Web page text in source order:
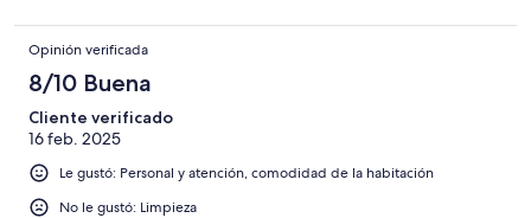
Opinión verificada
8/10 Buena
Cliente verificado
16 feb. 2025
Le gustó: Personal y atención, comodidad de la habitación
No le gustó: Limpieza